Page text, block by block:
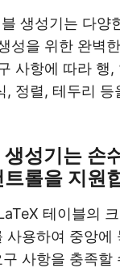
생성기는 다양
성을 위한 완벽
사항에 따라 행,
, 정렬, 테두리 등
성기는 손
롤을 지원
테이블의
사용하여 중앙에
사항을 충족할